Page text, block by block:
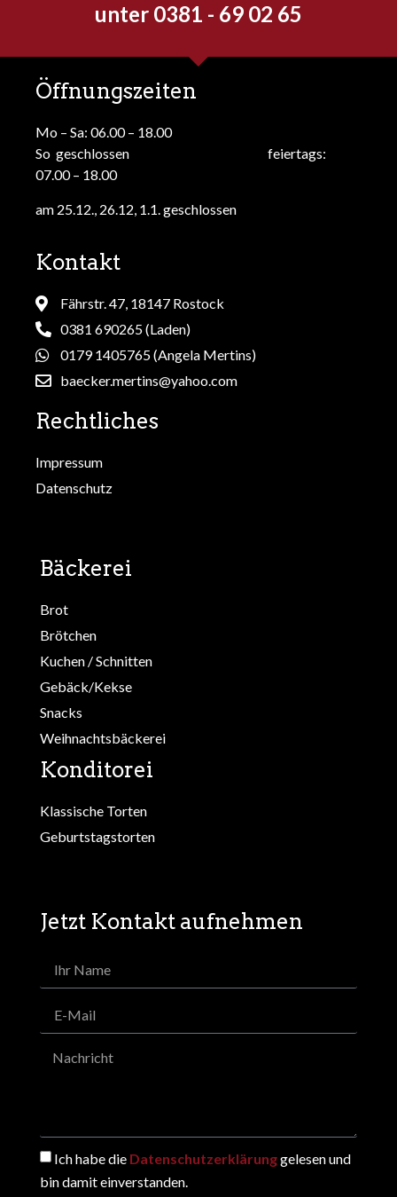
unter 0381 - 69 02 65
Öffnungszeiten
Mo – Sa: 06.00 – 18.00
So geschlossen feiertags:
07.00 – 18.00
am 25.12., 26.12, 1.1. geschlossen
Kontakt
Fährstr. 47, 18147 Rostock
0381 690265 (Laden)
0179 1405765 (Angela Mertins)
baecker.mertins@yahoo.com
Rechtliches
Impressum
Datenschutz
Bäckerei
Brot
Brötchen
Kuchen / Schnitten
Gebäck/Kekse
Snacks
Weihnachtsbäckerei
Konditorei
Klassische Torten
Geburtstagstorten
Jetzt Kontakt aufnehmen
Ich habe die Datenschutzerklärunggelesen und
bin damit einverstanden.